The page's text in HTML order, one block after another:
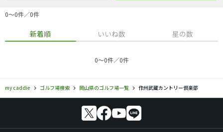
0〜0件／0件
新着順 いいね数 星の数
0〜0件／0件
my caddie ゴルフ場検索 岡山県のゴルフ場一覧 作州武蔵カントリー倶楽部